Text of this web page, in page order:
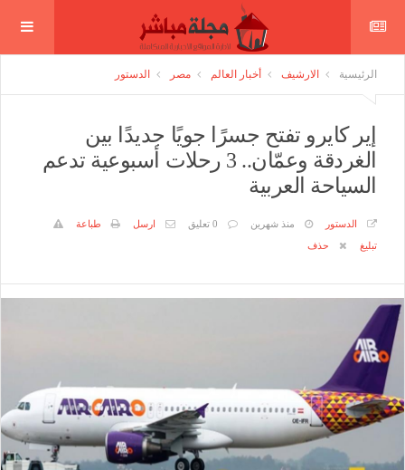
الرئيسية الارشيف أخبار العالم مصر الدستور
إير كايرو تفتح جسرًا جويًا جديدًا بين
الغردقة وعمّان.. 3 رحلات أسبوعية تدعم
السياحة العربية
الدستور منذ شهرين 0 تعليق ارسل
طباعة
تبليغ
حذف